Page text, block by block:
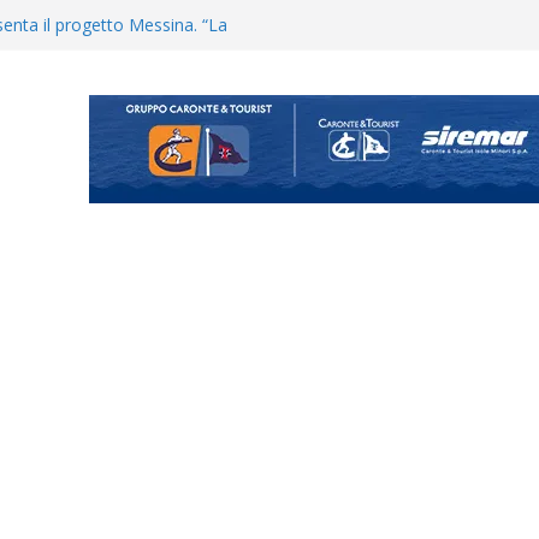
bocciato il Fasano,
e Kamarat restano in
si alzano i ritmi tra lavoro